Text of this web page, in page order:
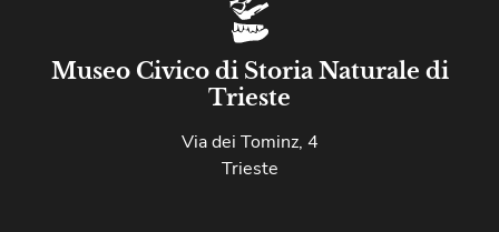
Museo Civico di Storia Naturale di
Trieste
Via dei Tominz, 4
Trieste